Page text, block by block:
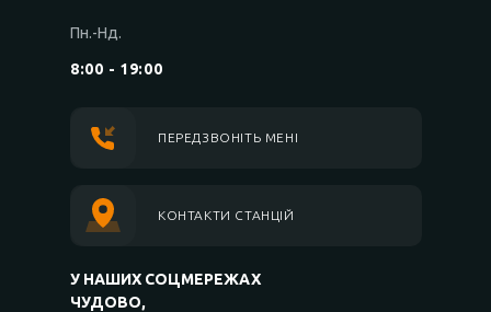
Пн.-Нд.
8:00 - 19:00
ПЕРЕДЗВОНІТЬ МЕНІ
КОНТАКТИ СТАНЦІЙ
У НАШИХ СОЦМЕРЕЖАХ
ЧУДОВО,